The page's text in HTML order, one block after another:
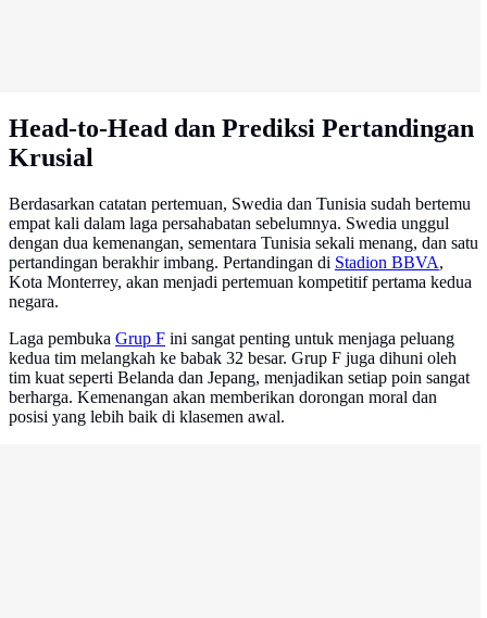
Head-to-Head dan Prediksi Pertandingan
Krusial
Berdasarkan catatan pertemuan, Swedia dan Tunisia sudah bertemu
empat kali dalam laga persahabatan sebelumnya. Swedia unggul
dengan dua kemenangan, sementara Tunisia sekali menang, dan satu
pertandingan berakhir imbang. Pertandingan di Stadion BBVA,
Kota Monterrey, akan menjadi pertemuan kompetitif pertama kedua
negara.
Laga pembuka Grup F ini sangat penting untuk menjaga peluang
kedua tim melangkah ke babak 32 besar. Grup F juga dihuni oleh
tim kuat seperti Belanda dan Jepang, menjadikan setiap poin sangat
berharga. Kemenangan akan memberikan dorongan moral dan
posisi yang lebih baik di klasemen awal.